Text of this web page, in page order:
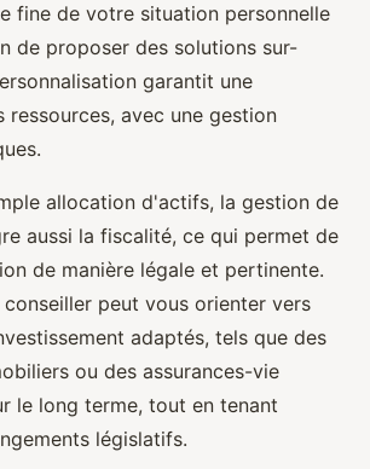
fine de votre situation personnelle
de proposer des solutions sur-
garantit une
ressources, avec une gestion
allocation d'actifs, la gestion de
aussi la fiscalité, ce qui permet de
de manière légale et pertinente.
conseiller peut vous orienter vers
adaptés, tels que des
ou des assurances-vie
le long terme, tout en tenant
législatifs.